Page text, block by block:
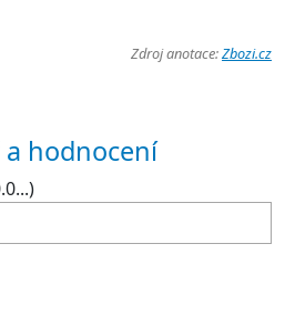
Zdroj anotace:Zbozi.cz
hodnocení